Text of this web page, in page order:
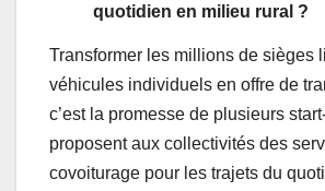
quotidien en milieu rural ?
Transformer les millions de sièges
véhicules individuels en offre de
c’est la promesse de plusieurs
proposent aux collectivités des
covoiturage pour les trajets du